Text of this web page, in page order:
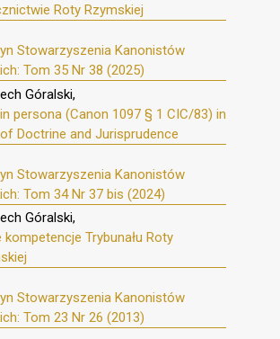
Roty Rzymskiej
Stowarzyszenia Kanonistów
Tom 35 Nr 38 (2025)
Góralski,
persona (Canon 1097 § 1 CIC/83) in
Doctrine and Jurisprudence
Stowarzyszenia Kanonistów
Tom 34 Nr 37 bis (2024)
Góralski,
kompetencje Trybunału Roty
Stowarzyszenia Kanonistów
Tom 23 Nr 26 (2013)